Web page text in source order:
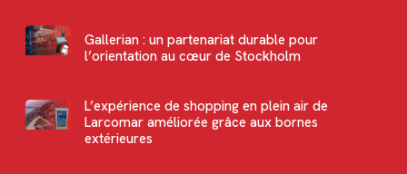
Gallerian : un partenariat durable pour
l’orientation au cœur de Stockholm
L’expérience de shopping en plein air de
Larcomar améliorée grâce aux bornes
extérieures